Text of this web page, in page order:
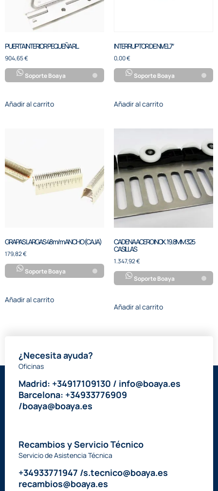
PUERTA INTERIOR PEQUEÑA RL.
904,65€
Soporte Boaya
Añadir al carrito
INTERRUPTOR DE NIVEL7″
0,00€
Soporte Boaya
Añadir al carrito
GRAPAS LARGAS 48 m/m ANCHO (CAJA)
179,82€
Soporte Boaya
Añadir al carrito
CADENA ACERO INOX. 19.8MM 325
CASILLAS
1.347,92€
Soporte Boaya
Añadir al carrito
¿Necesita ayuda?
Oficinas
Madrid: +34917109130 / info@boaya.es
Barcelona: +34933776909
/boaya@boaya.es
Recambios y Servicio Técnico
Servicio de Asistencia Técnica
+34933771947 /s.tecnico@boaya.es
recambios@boaya.es